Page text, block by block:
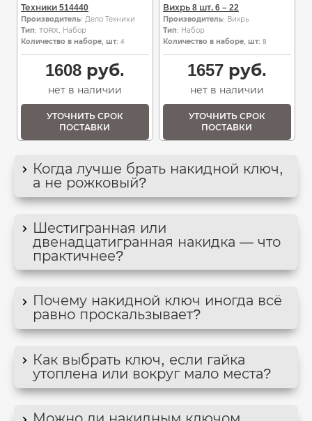
Техники 514440
Производитель: Дело Техники
Тип: TORX, Набор
Количество в наборе, шт: 4
1608руб.
нет в наличии
УТОЧНИТЬ СРОК
ПОСТАВКИ
Вихрь 8 шт. 6 – 22
Производитель: Вихрь
Тип: Набор
Количество в наборе, шт: 8
1657руб.
нет в наличии
УТОЧНИТЬ СРОК
ПОСТАВКИ
Когда лучше брать накидной ключ,
а не рожковый?
Шестигранная или
двенадцатигранная накидка — что
практичнее?
Почему накидной ключ иногда всё
равно проскальзывает?
Как выбрать ключ, если гайка
утоплена или вокруг мало места?